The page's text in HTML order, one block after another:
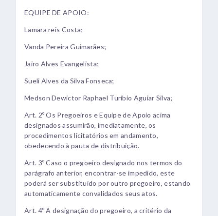
EQUIPE DE APOIO:
Lamara reis Costa;
Vanda Pereira Guimarães;
Jairo Alves Evangelista;
Sueli Alves da Silva Fonseca;
Medson Dewictor Raphael Turíbio Aguiar Silva;
Art. 2º Os Pregoeiros e Equipe de Apoio acima
designados assumirão, imediatamente, os
procedimentos licitatórios em andamento,
obedecendo à pauta de distribuição.
Art. 3º Caso o pregoeiro designado nos termos do
parágrafo anterior, encontrar-se impedido, este
poderá ser substituído por outro pregoeiro, estando
automaticamente convalidados seus atos.
Art. 4º A designação do pregoeiro, a critério da